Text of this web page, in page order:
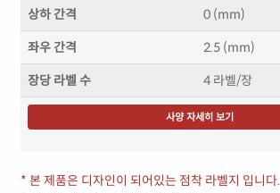
상하 간격 0 (mm)
좌우 간격 2.5 (mm)
장당 라벨 수 4 라벨/장
사양 자세히 보기
* 본 제품은 디자인이 되어있는 점착 라벨지 입니다.